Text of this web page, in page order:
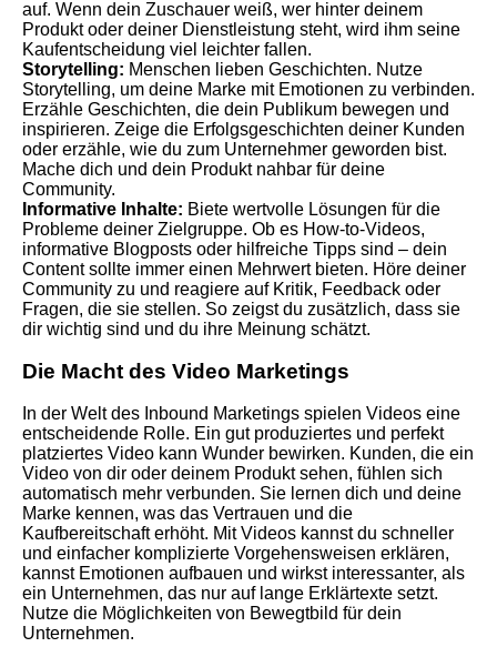
auf. Wenn dein Zuschauer weiß, wer hinter deinem
Produkt oder deiner Dienstleistung steht, wird ihm seine
Kaufentscheidung viel leichter fallen.
Storytelling: Menschen lieben Geschichten. Nutze
Storytelling, um deine Marke mit Emotionen zu verbinden.
Erzähle Geschichten, die dein Publikum bewegen und
inspirieren. Zeige die Erfolgsgeschichten deiner Kunden
oder erzähle, wie du zum Unternehmer geworden bist.
Mache dich und dein Produkt nahbar für deine
Community.
Informative Inhalte: Biete wertvolle Lösungen für die
Probleme deiner Zielgruppe. Ob es How-to-Videos,
informative Blogposts oder hilfreiche Tipps sind – dein
Content sollte immer einen Mehrwert bieten. Höre deiner
Community zu und reagiere auf Kritik, Feedback oder
Fragen, die sie stellen. So zeigst du zusätzlich, dass sie
dir wichtig sind und du ihre Meinung schätzt.
Die Macht des Video Marketings
In der Welt des Inbound Marketings spielen Videos eine
entscheidende Rolle. Ein gut produziertes und perfekt
platziertes Video kann Wunder bewirken. Kunden, die ein
Video von dir oder deinem Produkt sehen, fühlen sich
automatisch mehr verbunden. Sie lernen dich und deine
Marke kennen, was das Vertrauen und die
Kaufbereitschaft erhöht. Mit Videos kannst du schneller
und einfacher komplizierte Vorgehensweisen erklären,
kannst Emotionen aufbauen und wirkst interessanter, als
ein Unternehmen, das nur auf lange Erklärtexte setzt.
Nutze die Möglichkeiten von Bewegtbild für dein
Unternehmen.